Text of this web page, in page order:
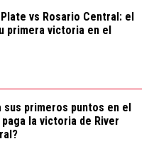
vs Rosario Central: el
primera victoria en el
sus primeros puntos en el
la victoria de River